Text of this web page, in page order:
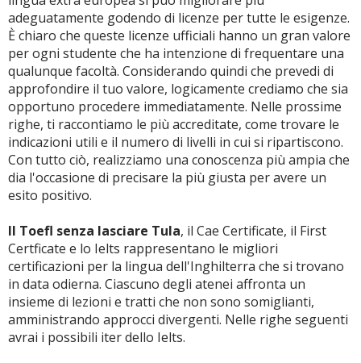
adeguatamente godendo di licenze per tutte le esigenze.
È chiaro che queste licenze ufficiali hanno un gran valore
per ogni studente che ha intenzione di frequentare una
qualunque facoltà. Considerando quindi che prevedi di
approfondire il tuo valore, logicamente crediamo che sia
opportuno procedere immediatamente. Nelle prossime
righe, ti raccontiamo le più accreditate, come trovare le
indicazioni utili e il numero di livelli in cui si ripartiscono.
Con tutto ciò, realizziamo una conoscenza più ampia che
dia l'occasione di precisare la più giusta per avere un
esito positivo.
Il Toefl senza lasciare Tula, il Cae Certificate, il First
Certficate e lo Ielts rappresentano le migliori
certificazioni per la lingua dell'Inghilterra che si trovano
in data odierna. Ciascuno degli atenei affronta un
insieme di lezioni e tratti che non sono somiglianti,
amministrando approcci divergenti. Nelle righe seguenti
avrai i possibili iter dello Ielts.